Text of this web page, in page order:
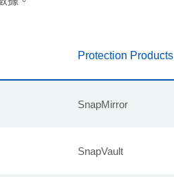
Protection Products
SnapMirror
SnapVault